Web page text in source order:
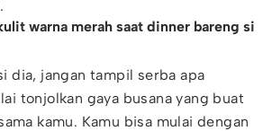
warna merah saat dinner bareng si
dia, jangan tampil serba apa
tonjolkan gaya busana yang buat
kamu. Kamu bisa mulai dengan